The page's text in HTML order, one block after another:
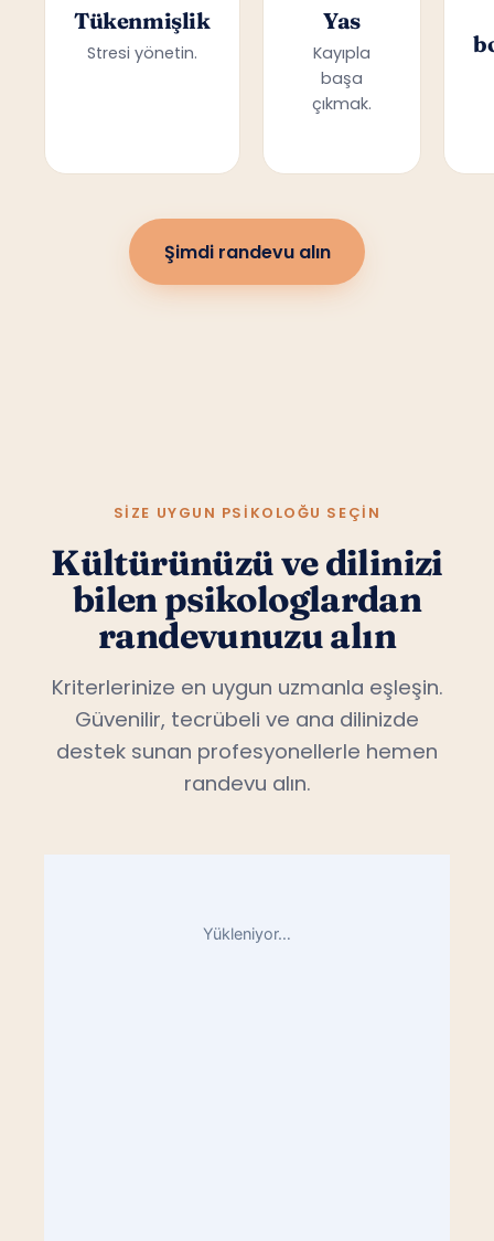
Tükenmişlik
Stresi yönetin.
Yas
Kayıpla
başa
çıkmak.
Şimdi randevu alın
SIZE UYGUN PSIKOLOĞU SEÇIN
Kültürünüzü ve dilinizi
bilen psikologlardan
randevunuzu alın
Kriterlerinize en uygun uzmanla eşleşin.
Güvenilir, tecrübeli ve ana dilinizde
destek sunan profesyonellerle hemen
randevu alın.